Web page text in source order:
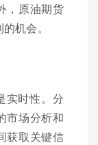
，原油期货
机会。
实时性。分
市场分析和
获取关键信